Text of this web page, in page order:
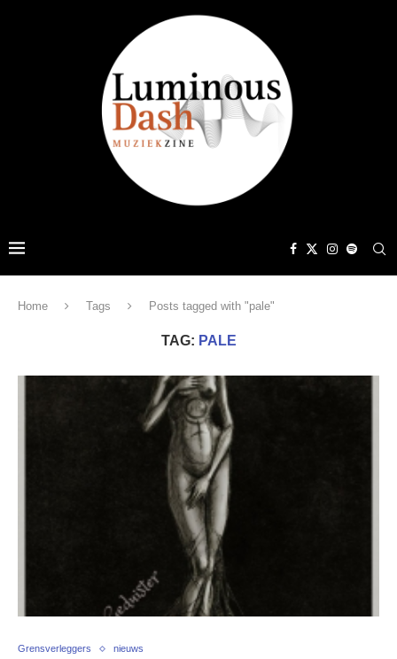
Home Tags Posts tagged with "pale"
TAG: PALE
Grensverleggers nieuws